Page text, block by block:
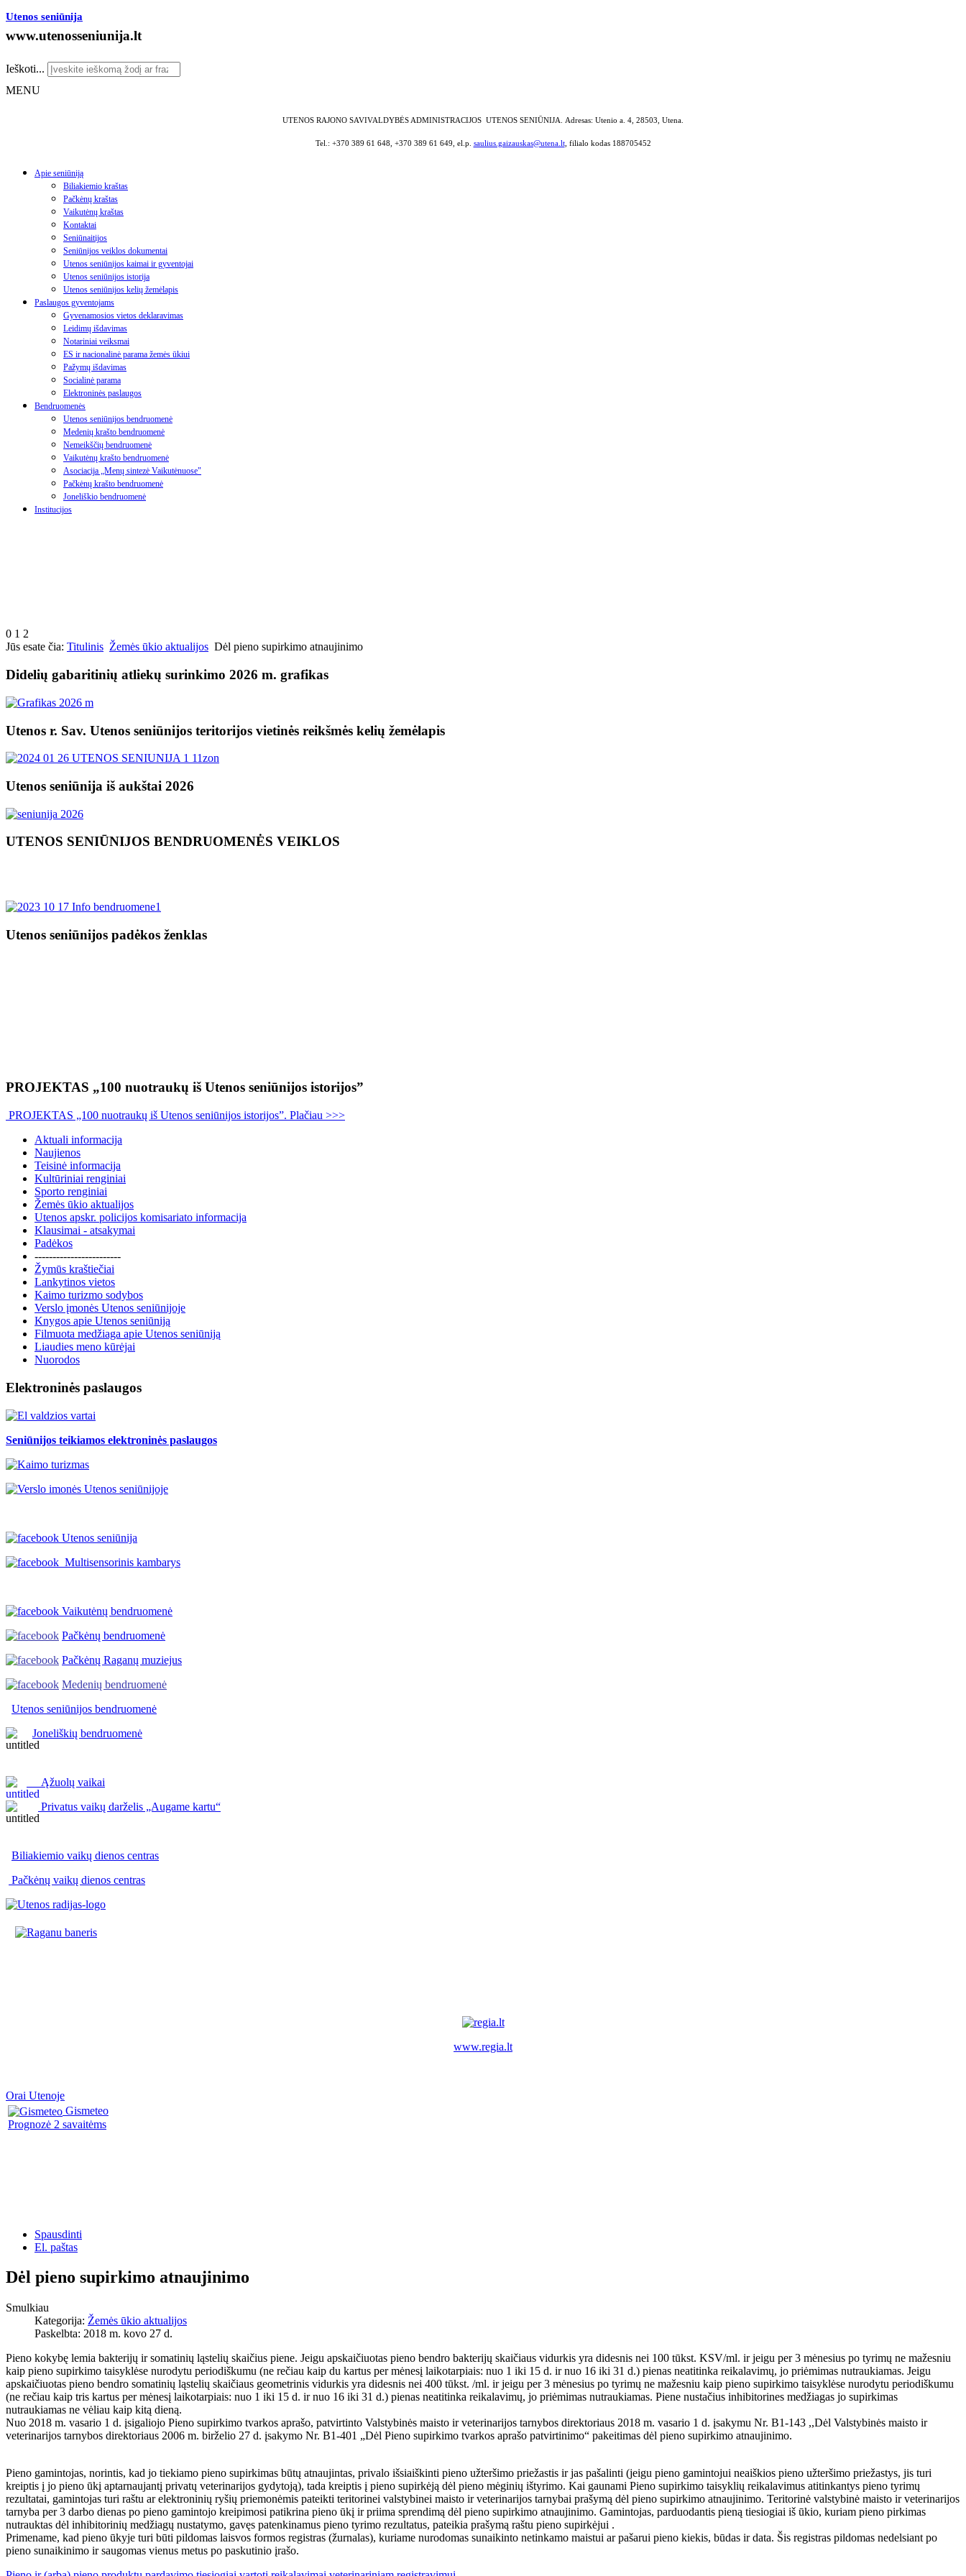
Utenos seniūnija
www.utenosseniunija.lt
Ieškoti...
MENU
UTENOS RAJONO SAVIVALDYBĖS ADMINISTRACIJOS UTENOS SENIŪNIJA. Adresas: Utenio a. 4, 28503, Utena.
Tel.: +370 389 61 648, +370 389 61 649, el.p. saulius.gaizauskas@utena.lt, filialo kodas 188705452
Apie seniūniją
Biliakiemio kraštas
Pačkėnų kraštas
Vaikutėnų kraštas
Kontaktai
Seniūnaitijos
Seniūnijos veiklos dokumentai
Utenos seniūnijos kaimai ir gyventojai
Utenos seniūnijos istorija
Utenos seniūnijos kelių žemėlapis
Paslaugos gyventojams
Gyvenamosios vietos deklaravimas
Leidimų išdavimas
Notariniai veiksmai
ES ir nacionalinė parama žemės ūkiui
Pažymų išdavimas
Socialinė parama
Elektroninės paslaugos
Bendruomenės
Utenos seniūnijos bendruomenė
Medenių krašto bendruomenė
Nemeikščių bendruomenė
Vaikutėnų krašto bendruomenė
Asociacija „Menų sintezė Vaikutėnuose"
Pačkėnų krašto bendruomenė
Joneliškio bendruomenė
Institucijos
0 1 2
Jūs esate čia: Titulinis Žemės ūkio aktualijos Dėl pieno supirkimo atnaujinimo
Didelių gabaritinių atliekų surinkimo 2026 m. grafikas
Utenos r. Sav. Utenos seniūnijos teritorijos vietinės reikšmės kelių žemėlapis
Utenos seniūnija iš aukštai 2026
UTENOS SENIŪNIJOS BENDRUOMENĖS VEIKLOS
Utenos seniūnijos padėkos ženklas
PROJEKTAS „100 nuotraukų iš Utenos seniūnijos istorijos”
PROJEKTAS „100 nuotraukų iš Utenos seniūnijos istorijos”. Plačiau >>>
Aktuali informacija
Naujienos
Teisinė informacija
Kultūriniai renginiai
Sporto renginiai
Žemės ūkio aktualijos
Utenos apskr. policijos komisariato informacija
Klausimai - atsakymai
Padėkos
------------------------
Žymūs kraštiečiai
Lankytinos vietos
Kaimo turizmo sodybos
Verslo įmonės Utenos seniūnijoje
Knygos apie Utenos seniūniją
Filmuota medžiaga apie Utenos seniūniją
Liaudies meno kūrėjai
Nuorodos
Elektroninės paslaugos
Seniūnijos teikiamos elektroninės paslaugos
Utenos seniūnija
Multisensorinis kambarys
Vaikutėnų bendruomenė
Pačkėnų bendruomenė
Pačkėnų Raganų muziejus
Medenių bendruomenė
Utenos seniūnijos bendruomenė
Joneliškių bendruomenė
Ąžuolų vaikai
Privatus vaikų darželis „Augame kartu“
Biliakiemio vaikų dienos centras
Pačkėnų vaikų dienos centras
www.regia.lt
Orai Utenoje
Gismeteo
Prognozė 2 savaitėms
Spausdinti
El. paštas
Dėl pieno supirkimo atnaujinimo
Smulkiau
Kategorija: Žemės ūkio aktualijos
Paskelbta: 2018 m. kovo 27 d.
Pieno kokybę lemia bakterijų ir somatinių ląstelių skaičius piene. Jeigu apskaičiuotas pieno bendro bakterijų skaičiaus vidurkis yra didesnis nei 100 tūkst. KSV/ml. ir jeigu per 3 mėnesius po tyrimų ne mažesniu
kaip pieno supirkimo taisyklėse nurodytu periodiškumu (ne rečiau kaip du kartus per mėnesį laikotarpiais: nuo 1 iki 15 d. ir nuo 16 iki 31 d.) pienas neatitinka reikalavimų, jo priėmimas nutraukiamas. Jeigu
apskaičiuotas pieno bendro somatinių ląstelių skaičiaus geometrinis vidurkis yra didesnis nei 400 tūkst. /ml. ir jeigu per 3 mėnesius po tyrimų ne mažesniu kaip pieno supirkimo taisyklėse nurodytu periodiškumu
(ne rečiau kaip tris kartus per mėnesį laikotarpiais: nuo 1 iki 15 d. ir nuo 16 iki 31 d.) pienas neatitinka reikalavimų, jo priėmimas nutraukiamas. Piene nustačius inhibitorines medžiagas jo supirkimas
nutraukiamas ne vėliau kaip kitą dieną.
Nuo 2018 m. vasario 1 d. įsigaliojo Pieno supirkimo tvarkos aprašo, patvirtinto Valstybinės maisto ir veterinarijos tarnybos direktoriaus 2018 m. vasario 1 d. įsakymu Nr. B1-143 ,,Dėl Valstybinės maisto ir
veterinarijos tarnybos direktoriaus 2006 m. birželio 27 d. įsakymo Nr. B1-401 „Dėl Pieno supirkimo tvarkos aprašo patvirtinimo“ pakeitimas dėl pieno supirkimo atnaujinimo.
Pieno gamintojas, norintis, kad jo tiekiamo pieno supirkimas būtų atnaujintas, privalo išsiaiškinti pieno užteršimo priežastis ir jas pašalinti (jeigu pieno gamintojui neaiškios pieno užteršimo priežastys, jis turi
kreiptis į jo pieno ūkį aptarnaujantį privatų veterinarijos gydytoją), tada kreiptis į pieno supirkėją dėl pieno mėginių ištyrimo. Kai gaunami Pieno supirkimo taisyklių reikalavimus atitinkantys pieno tyrimų
rezultatai, gamintojas turi raštu ar elektroninių ryšių priemonėmis pateikti teritorinei valstybinei maisto ir veterinarijos tarnybai prašymą dėl pieno supirkimo atnaujinimo. Teritorinė valstybinė maisto ir veterinarijos
tarnyba per 3 darbo dienas po pieno gamintojo kreipimosi patikrina pieno ūkį ir priima sprendimą dėl pieno supirkimo atnaujinimo. Gamintojas, parduodantis pieną tiesiogiai iš ūkio, kuriam pieno pirkimas
nutrauktas dėl inhibitorinių medžiagų nustatymo, gavęs patenkinamus pieno tyrimo rezultatus, pateikia prašymą raštu pieno supirkėjui .
Primename, kad pieno ūkyje turi būti pildomas laisvos formos registras (žurnalas), kuriame nurodomas sunaikinto netinkamo maistui ar pašarui pieno kiekis, būdas ir data. Šis registras pildomas nedelsiant po
pieno sunaikinimo ir saugomas vienus metus po paskutinio įrašo.